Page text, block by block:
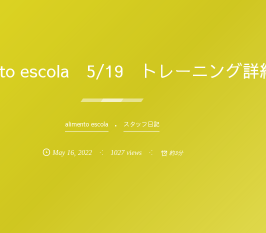
escola 5/19 トレーニング詳
alimento escola スタッフ日記
May 16,2022 1027 views 約3分